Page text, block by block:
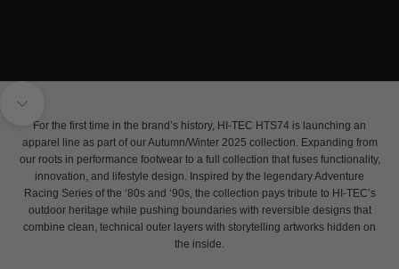
For the first time in the brand’s history, HI-TEC HTS74 is launching an
apparel line as part of our Autumn/Winter 2025 collection. Expanding from
our roots in performance footwear to a full collection that fuses functionality,
innovation, and lifestyle design. Inspired by the legendary Adventure
Racing Series of the ‘80s and ‘90s, the collection pays tribute to HI-TEC’s
outdoor heritage while pushing boundaries with reversible designs that
combine clean, technical outer layers with storytelling artworks hidden on
the inside.